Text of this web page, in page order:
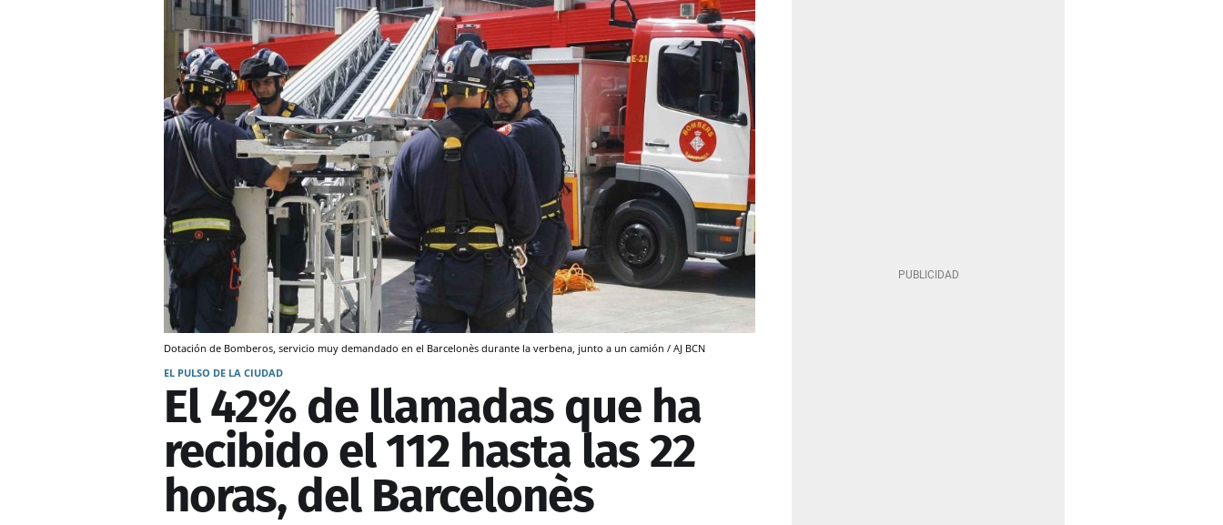
Dotación de Bomberos, servicio muy demandado en el Barcelonès durante la verbena, junto a un camión / AJ BCN
EL PULSO DE LA CIUDAD
El 42% de llamadas que ha
recibido el 112 hasta las 22
horas, del Barcelonès